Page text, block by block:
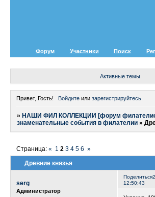
Форум Участники Поиск
Активные темы
Привет, Гость! Войдитеили зарегистрируйтесь.
» НАШИ ФИЛ КОЛЛЕКЦИИ [форум
знаменательные события в филателии »
Древние князья
Страница:« 1 2 3 4 5 6 »
Поделиться
12:50:43
serg
Администратор